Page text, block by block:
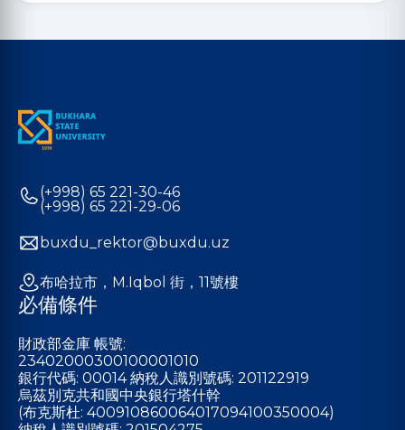
(+998) 65 221-30-46
(+998) 65 221-29-06
buxdu_rektor@buxdu.uz
布哈拉市，M.Iqbol 街，11號樓
必備條件
財政部金庫 帳號:
23402000300100001010
銀行代碼: 00014 納稅人識別號碼: 201122919
烏茲別克共和國中央銀行塔什幹
(布克斯杜: 400910860064017094100350004)